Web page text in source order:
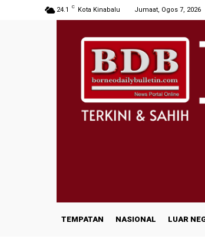
24.1 C Kota Kinabalu Jumaat, Ogos 7, 2026
TEMPATAN NASIONAL LUAR